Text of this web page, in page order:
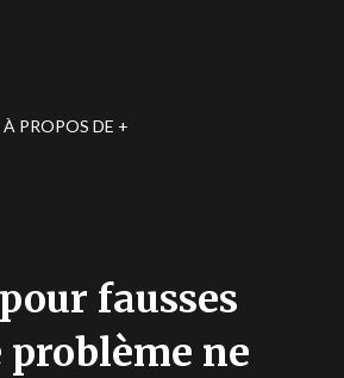
À PROPOS DE
fausses
ne